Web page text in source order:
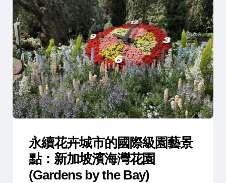
永續花卉城市的國際級園藝景
點：新加坡濱海灣花園
(Gardens by the Bay)